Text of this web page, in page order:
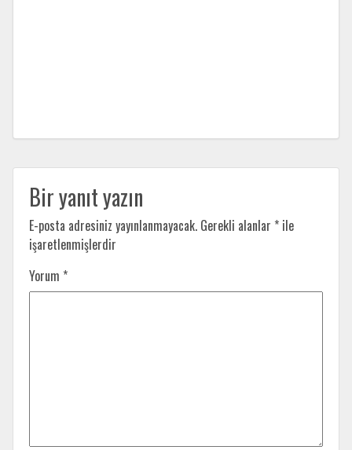
Bir yanıt yazın
E-posta adresiniz yayınlanmayacak. Gerekli alanlar * ile
işaretlenmişlerdir
Yorum *